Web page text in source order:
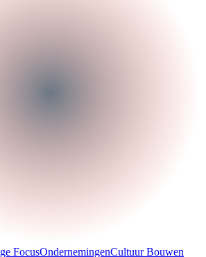
FocusOndernemingenCultuur Bouwen